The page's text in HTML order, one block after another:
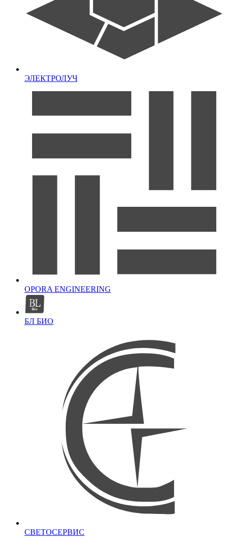
ЭЛЕКТРОЛУЧ
OPORA ENGINEERING
БЛ БИО
СВЕТОСЕРВИС